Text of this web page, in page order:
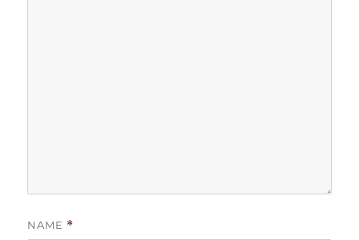
NAME *